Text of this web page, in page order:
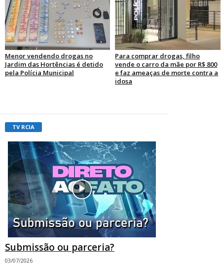
Menor vendendo drogas no
Jardim das Hortências é detido
pela Polícia Municipal
Para comprar drogas, filho
vende o carro da mãe por R$ 800
e faz ameaças de morte contra a
idosa
TV RCIA
Submissão ou parceria?
03/07/2026